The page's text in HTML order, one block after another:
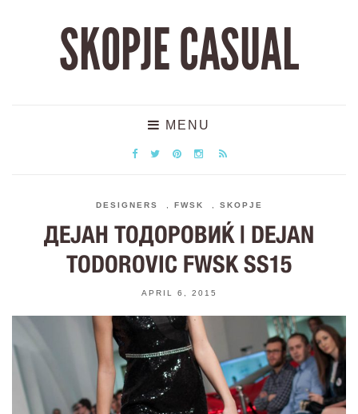
SKOPJE CASUAL
MENU
DESIGNERS FWSK SKOPJE
ДЕЈАН ТОДОРОВИЌ | DEJAN
TODOROVIC FWSK SS15
APRIL 6, 2015